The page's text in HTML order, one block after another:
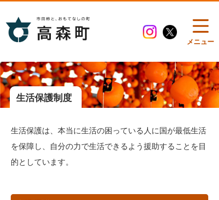
メニュー
生活保護制度
生活保護は、本当に生活の困っている人に国が最低生活
を保障し、自分の力で生活できるよう援助することを目
的としています。